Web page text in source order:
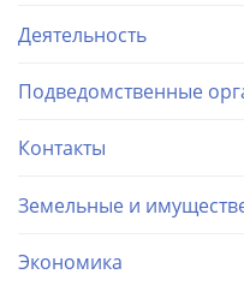
Деятельность
Подведомственные
Контакты
Земельные и
Экономика